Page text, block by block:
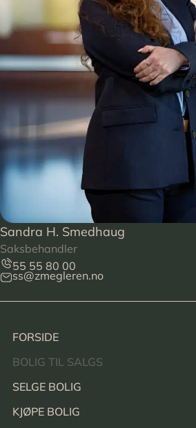
Sandra H. Smedhaug
Saksbehandler
55 55 80 00
ss@zmegleren.no
FORSIDE
BOLIG TIL SALGS
SELGE BOLIG
KJØPE BOLIG